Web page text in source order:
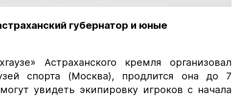
губернатор и юные
Астраханского кремля организовал
спорта (Москва), продлится она до 7
увидеть экипировку игроков с начала